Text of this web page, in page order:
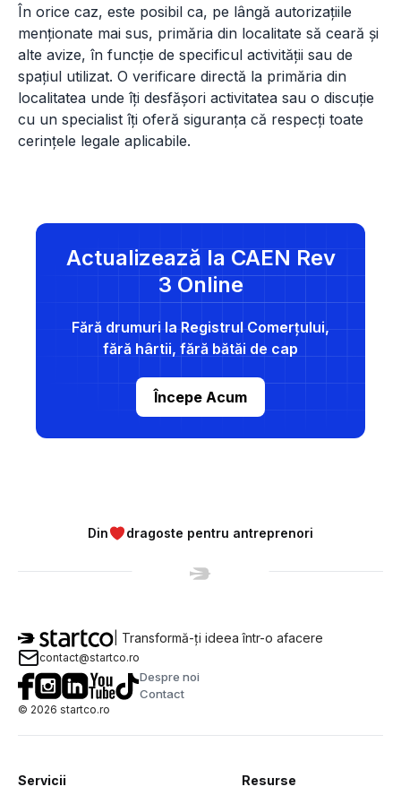
În orice caz, este posibil ca, pe lângă autorizațiile
menționate mai sus, primăria din localitate să ceară și
alte avize, în funcție de specificul activității sau de
spațiul utilizat. O verificare directă la primăria din
localitatea unde îți desfășori activitatea sau o discuție
cu un specialist îți oferă siguranța că respecți toate
cerințele legale aplicabile.
Actualizează la CAEN Rev
3 Online
Fără drumuri la Registrul Comerțului,
fără hârtii, fără bătăi de cap
Începe Acum
Din dragoste pentru antreprenori
| Transformă-ți ideea într-o afacere
contact@startco.ro
Despre noi
Contact
© 2026 startco.ro
Servicii Resurse